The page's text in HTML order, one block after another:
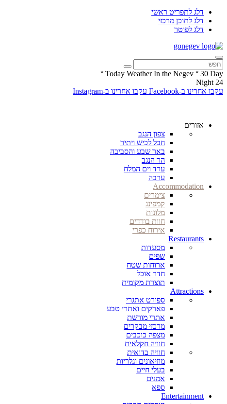
דלג לתפריט ראשי
דלג לתוכן מרכזי
דלג לפוטר
Today Weather In the Negev ° 30 Day
°
24
Night
עקבו אחרינו ב-Facebook
עקבו אחרינו ב-Instagram
אזורים
צפון הנגב
חבל לכיש ויתיר
באר שבע והסביבה
הר הנגב
ערד וים המלח
ערבה
Accommodation
צימרים
קמפינג
מלונות
חוות בודדים
אירוח כפרי
Restaurants
מסעדות
שפים
ארוחות שטח
חדר אוכל
תוצרת מקומית
Attractions
ספורט אתגרי
פארקים ואתרי טבע
אתרי מורשת
מרכזי מבקרים
מצפה כוכבים
חוויה חקלאית
חוויה בדואית
מוזיאונים וגלריות
בעלי חיים
אמנים
ספא
Entertainment